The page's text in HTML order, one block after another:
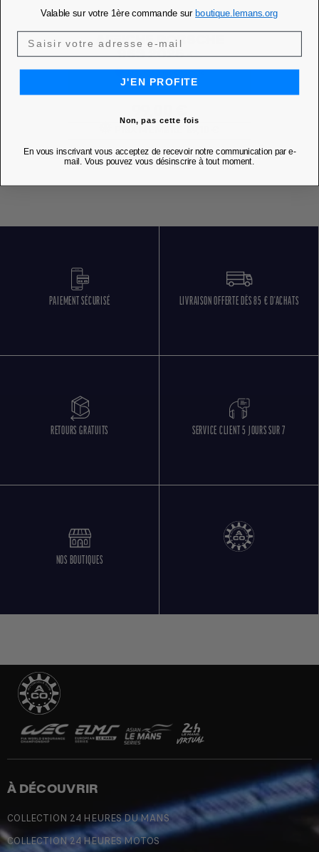
AFFICHE PORSCHE
963 2025 -...
favoriteAjouter à mes favoris
DÉCOUVRIR
PAIEMENT SÉCURISÉ LIVRAISON OFFERTE DÈS 85 € D'ACHATS
RETOURS GRATUITS SERVICE CLIENT 5 JOURS SUR 7
NOS BOUTIQUES
À DÉCOUVRIR
COLLECTION 24 HEURES DU MANS
COLLECTION 24 HEURES MOTOS
Valable sur votre 1ère commande sur boutique.lemans.org
J'EN PROFITE
Non, pas cette fois
En vous inscrivant vous acceptez de recevoir notre communication par e-
mail. Vous pouvez vous désinscrire à tout moment.